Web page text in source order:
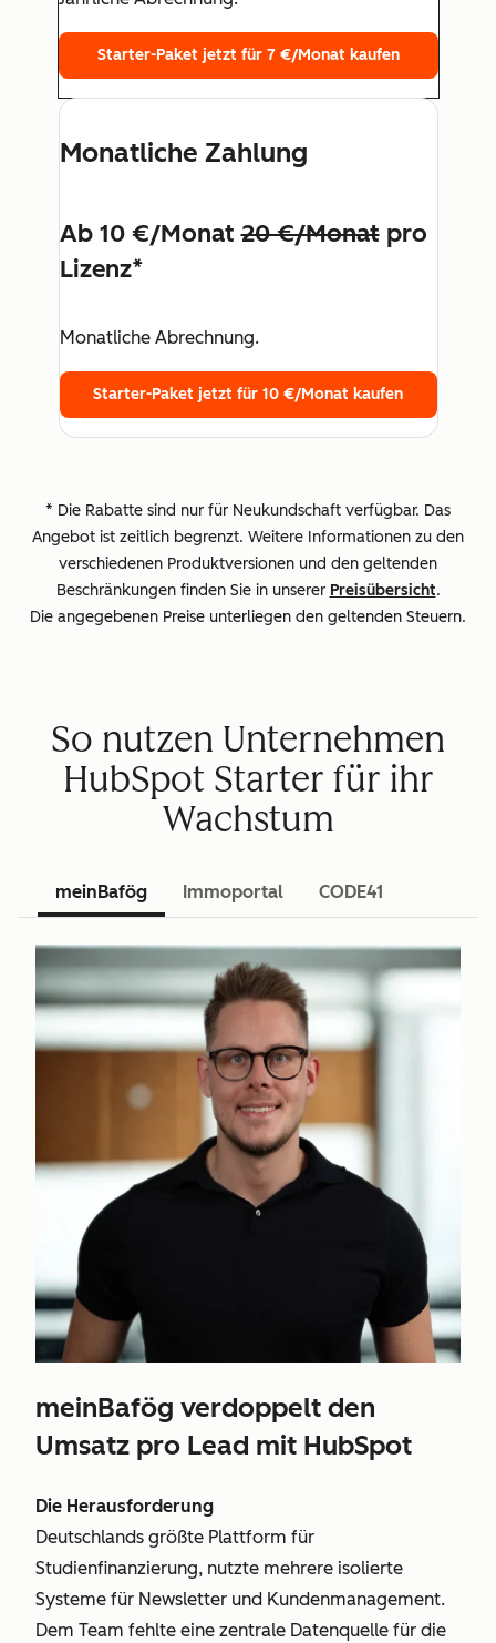
Starter-Paket jetzt für 7 €/Monat kaufen
Monatliche Zahlung
Ab 10 €/Monat20 €/Monatpro
Lizenz*
Monatliche Abrechnung.
Starter-Paket jetzt für 10 €/Monat kaufen
* Die Rabatte sind nur für Neukundschaft verfügbar. Das
Angebot ist zeitlich begrenzt. Weitere Informationen zu den
verschiedenen Produktversionen und den geltenden
Beschränkungen finden Sie in unserer Preisübersicht.
Die angegebenen Preise unterliegen den geltenden Steuern.
So nutzen Unternehmen
HubSpot Starter für ihr
Wachstum
meinBafög Immoportal CODE41
meinBafög verdoppelt den
Umsatz pro Lead mit HubSpot
Die Herausforderung
Deutschlands größte Plattform für
Studienfinanzierung, nutzte mehrere isolierte
Systeme für Newsletter und Kundenmanagement.
Dem Team fehlte eine zentrale Datenquelle für die